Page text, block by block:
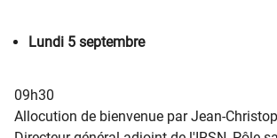
Lundi 5 septembre ​ ​​​
09h30
Allocution de bienvenue par Jean-